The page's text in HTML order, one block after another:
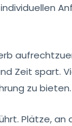
Zeit spart.
zu bieten.
Plätze,